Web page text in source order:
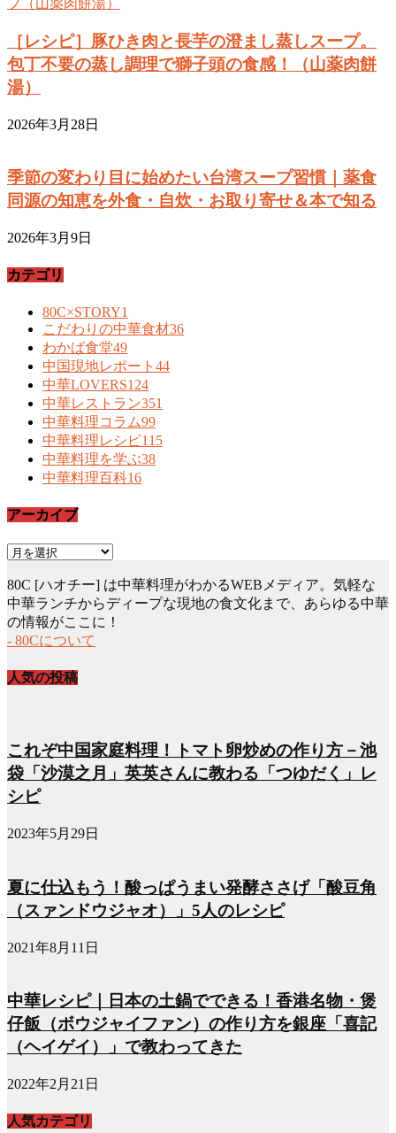
［レシピ］豚ひき肉と長芋の澄まし蒸しスープ。
包丁不要の蒸し調理で獅子頭の食感！（山薬肉餅
湯）
2026年3月28日
季節の変わり目に始めたい台湾スープ習慣｜薬食
同源の知恵を外食・自炊・お取り寄せ＆本で知る
2026年3月9日
カテゴリ
80C×STORY1
こだわりの中華食材36
わかば食堂49
中国現地レポート 44
中華LOVERS124
中華レストラン351
中華料理コラム99
中華料理レシピ115
中華料理を学ぶ38
中華料理百科16
アーカイブ
ア
カ
イ
ブ
80C [ハオチー] は中華料理がわかるWEBメディア。気軽な
中華ランチからディープな現地の食文化まで、あらゆる中華
の情報がここに！
- 80Cについて
人気の投稿
これぞ中国家庭料理！トマト卵炒めの作り方－池
袋「沙漠之月」英英さんに教わる「つゆだく」レ
シピ
2023年5月29日
夏に仕込もう！酸っぱうまい発酵ささげ「酸豆角
（スァンドウジャオ）」5人のレシピ
2021年8月11日
中華レシピ｜日本の土鍋でできる！香港名物・煲
仔飯（ボウジャイファン）の作り方を銀座「喜記
（ヘイゲイ）」で教わってきた
2022年2月21日
人気カテゴリ